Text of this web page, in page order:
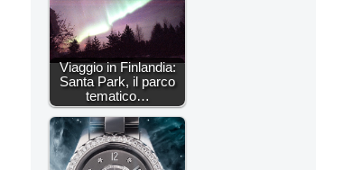
Viaggio in Finlandia:
Santa Park, il parco
tematico…